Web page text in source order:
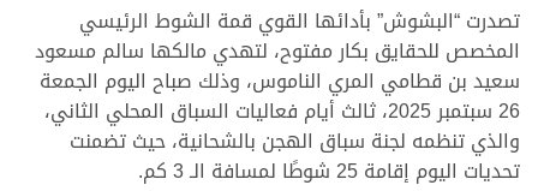
تصدرت “البشوش” بأدائها القوي قمة الشوط الرئيسي
المخصص للحقايق بكار مفتوح، لتهدي مالكها سالم مسعود
سعيد بن قطامي المري الناموس، وذلك صباح اليوم الجمعة
26 سبتمبر 2025، ثالث أيام فعاليات السباق المحلي الثاني،
والذي تنظمه لجنة سباق الهجن بالشحانية، حيث تضمنت
تحديات اليوم إقامة 25 شوطًا لمسافة الـ 3 كم.